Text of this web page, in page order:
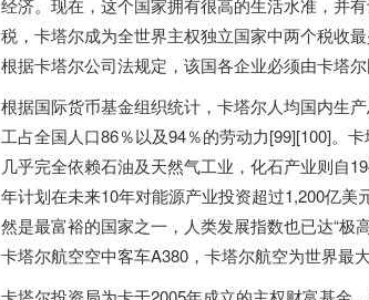
经济。现在，这个国家拥有很高的生活水准，并
税，卡塔尔成为全世界主权独立国家中两个税收
根据卡塔尔公司法规定，该国各企业必须由卡塔尔
根据国际货币基金组织统计，卡塔尔人均国内生
工占全国人口86％以及94％的劳动力[99][100]。
几乎完全依赖石油及天然气工业，化石产业则自
年计划在未来10年对能源产业投资超过1,200亿
然是最富裕的国家之一，人类发展指数也已达“极
卡塔尔航空空中客车A380，卡塔尔航空为世界最